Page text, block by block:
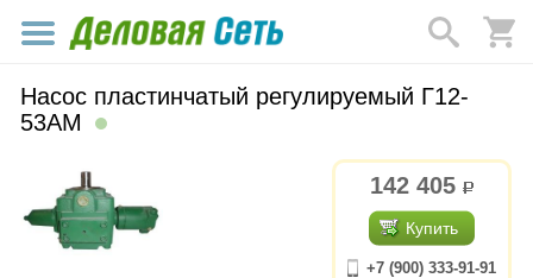
Насос пластинчатый регулируемый Г12-
53АМ
142 405 р.
Купить
+7 (900) 333-91-91